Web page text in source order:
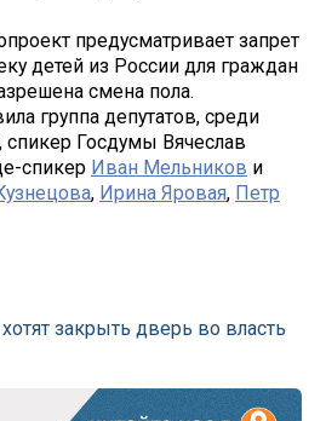
предусматривает запрет
детей из России для граждан
смена пола.
группа депутатов, среди
спикер Госдумы Вячеслав
спикер Иван Мельников и
, Ирина Яровая, Петр
закрыть дверь во власть